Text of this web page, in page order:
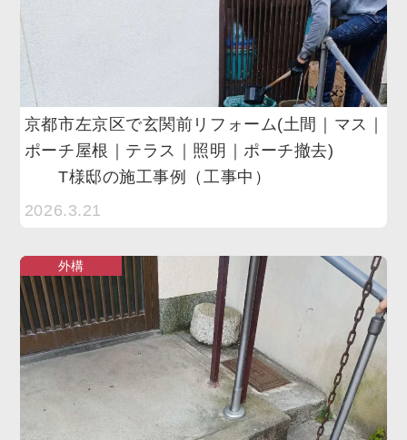
京都市左京区で玄関前リフォーム(土間｜マス｜
ポーチ屋根｜テラス｜照明｜ポーチ撤去)
T様邸の施工事例（工事中）
2026.3.21
外構